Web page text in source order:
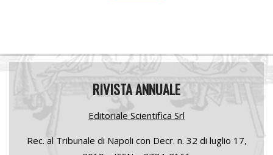
RIVISTA ANNUALE
Editoriale Scientifica Srl
Rec. al Tribunale di Napoli con Decr. n. 32 di luglio 17,